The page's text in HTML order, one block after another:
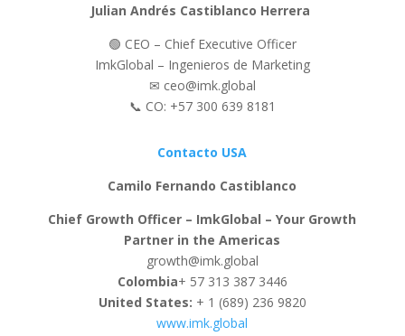
Julian Andrés Castiblanco Herrera
🟢 CEO – Chief Executive Officer
ImkGlobal – Ingenieros de Marketing
✉ ceo@imk.global
📞 CO: +57 300 639 8181
Contacto USA
Camilo Fernando Castiblanco
Chief Growth Officer – ImkGlobal – Your Growth
Partner in the Americas
growth@imk.global
Colombia+ 57 313 387 3446
United States: + 1 (689) 236 9820
www.imk.global